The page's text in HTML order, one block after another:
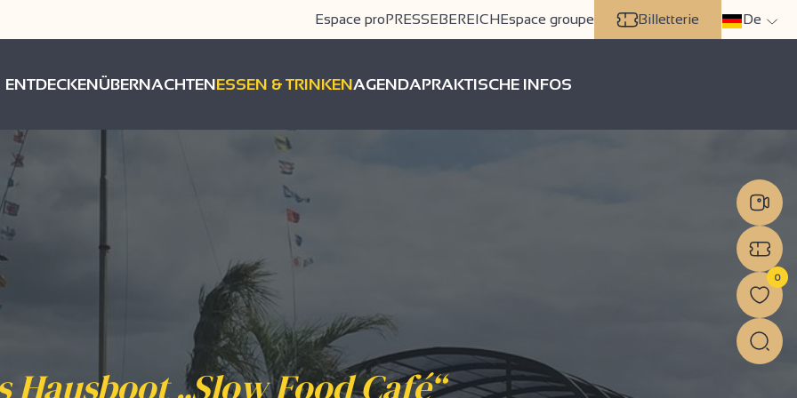
Espace proPRESSEBEREICHEspace groupe Billetterie De
ENTDECKENÜBERNACHTENESSEN & TRINKENAGENDAPRAKTISCHE INFOS
Hausboot „Slow Food Café“
0